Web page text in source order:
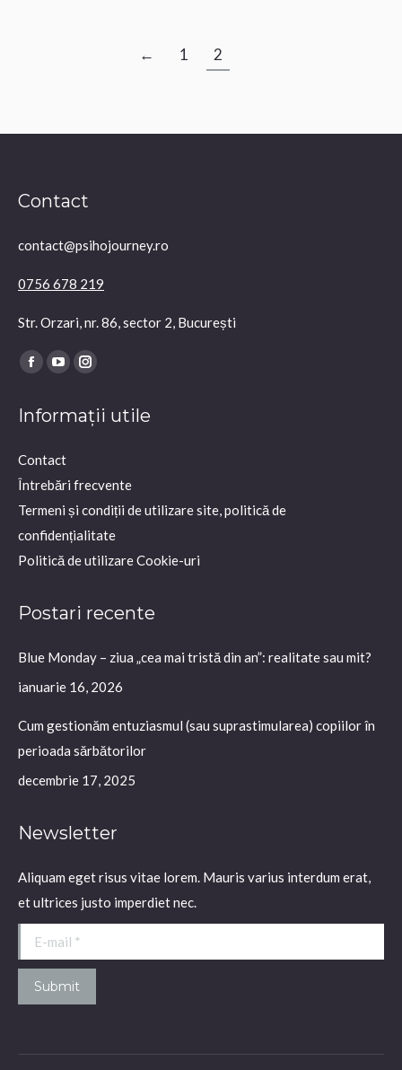
← 1 2
Contact
contact@psihojourney.ro
0756 678 219
Str. Orzari, nr. 86, sector 2, București
Find us on:
Facebook
opens
new
window
YouTube
opens
new
window
Instagram
opens
window
Informații utile
Contact
Întrebări frecvente
Termeni și condiții de utilizare site, politică de
confidențialitate
Politică de utilizare Cookie-uri
Postari recente
Blue Monday – ziua „cea mai tristă din an”: realitate sau mit?
ianuarie 16, 2026
Cum gestionăm entuziasmul (sau suprastimularea) copiilor în
perioada sărbătorilor
decembrie 17, 2025
Newsletter
Aliquam eget risus vitae lorem. Mauris varius interdum erat,
et ultrices justo imperdiet nec.
E-mail *
Submit